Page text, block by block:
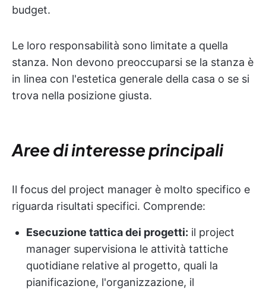
budget.
Le loro responsabilità sono limitate a quella
stanza. Non devono preoccuparsi se la stanza è
in linea con l'estetica generale della casa o se si
trova nella posizione giusta.
Aree di interesse principali
Il focus del project manager è molto specifico e
riguarda risultati specifici. Comprende:
Esecuzione tattica dei progetti: il project
manager supervisiona le attività tattiche
quotidiane relative al progetto, quali la
pianificazione, l'organizzazione, il